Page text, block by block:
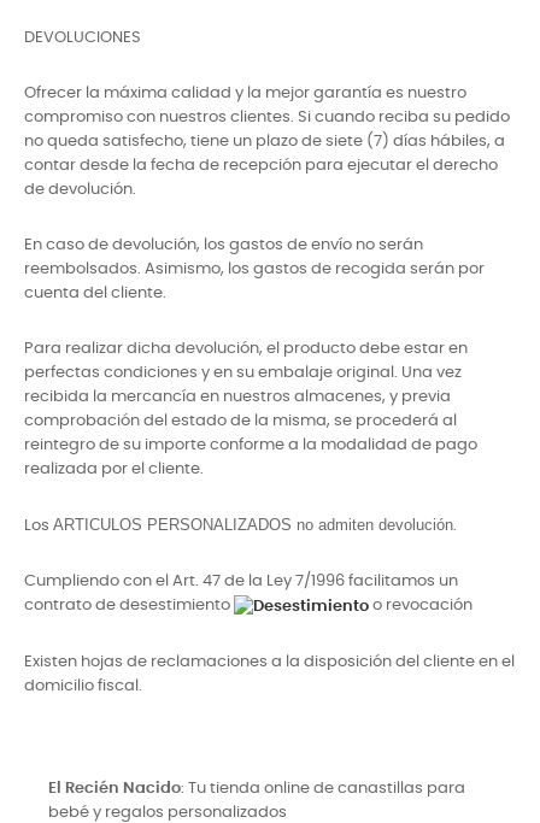
DEVOLUCIONES
Ofrecer la máxima calidad y la mejor garantía es nuestro
compromiso con nuestros clientes. Si cuando reciba su pedido
no queda satisfecho, tiene un plazo de siete (7) días hábiles, a
contar desde la fecha de recepción para ejecutar el derecho
de devolución.
En caso de devolución, los gastos de envío no serán
reembolsados. Asimismo, los gastos de recogida serán por
cuenta del cliente.
Para realizar dicha devolución, el producto debe estar en
perfectas condiciones y en su embalaje original. Una vez
recibida la mercancía en nuestros almacenes, y previa
comprobación del estado de la misma, se procederá al
reintegro de su importe conforme a la modalidad de pago
realizada por el cliente.
Los ARTICULOS PERSONALIZADOS no admiten devolución.
Cumpliendo con el Art. 47 de la Ley 7/1996 facilitamos un
contrato de desestimiento o revocación
Existen hojas de reclamaciones a la disposición del cliente en el
domicilio fiscal.
El Recién Nacido: Tu tienda online de canastillas para
bebé y regalos personalizados